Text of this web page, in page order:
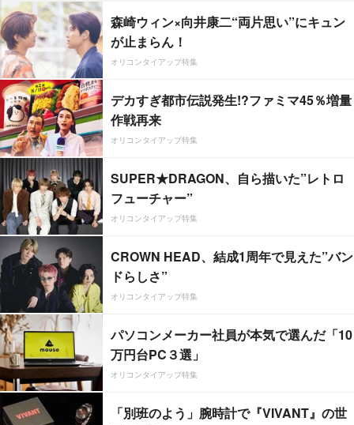
森崎ウィン×向井康二“両片思い”にキュン
が止まらん！
オリコンタイアップ特集
デカすぎ都市伝説発生!?ファミマ45％増量
作戦再来
オリコンタイアップ特集
SUPER★DRAGON、自ら描いた”レトロ
フューチャー”
オリコンタイアップ特集
CROWN HEAD、結成1周年で見えた”バン
ドらしさ”
オリコンタイアップ特集
パソコンメーカー社員が本気で選んだ「10
万円台PC３選」
オリコンタイアップ特集
「別班のよう」腕時計で『VIVANT』の世